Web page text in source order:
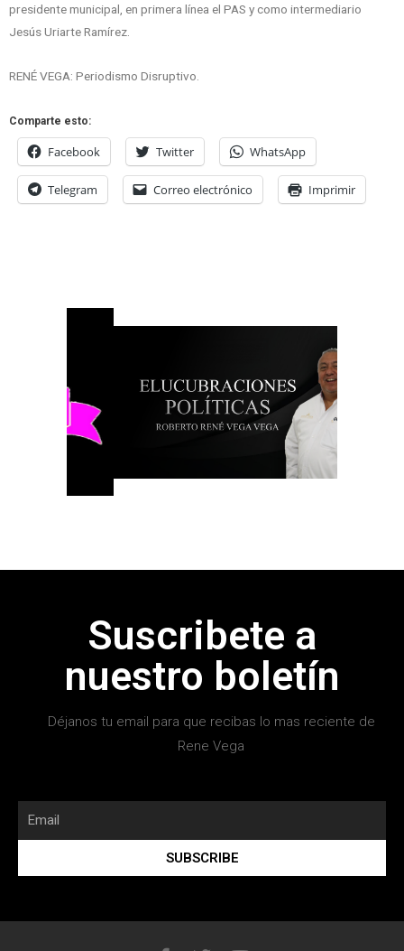
presidente municipal, en primera línea el PAS y como intermediario
Jesús Uriarte Ramírez.
RENÉ VEGA: Periodismo Disruptivo.
Comparte esto:
Facebook Twitter WhatsApp
Telegram Correo electrónico Imprimir
Suscribete a
nuestro boletín
Déjanos tu email para que recibas lo mas reciente de
Rene Vega
SUBSCRIBE